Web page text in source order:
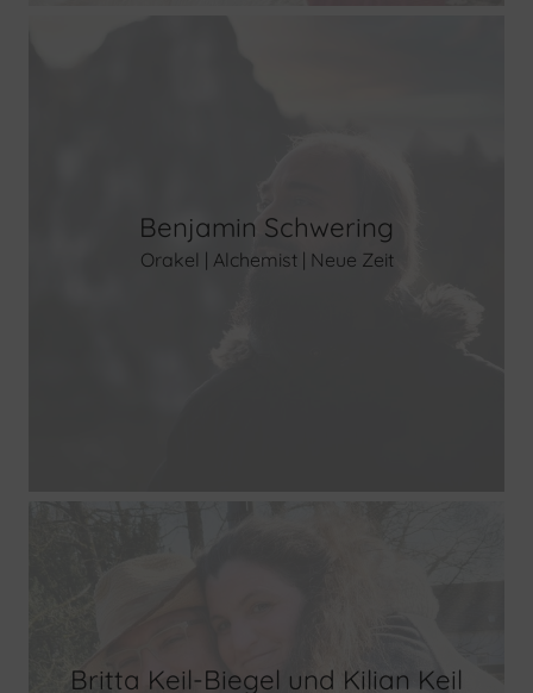
Benjamin Schwering
Orakel | Alchemist | Neue Zeit
Britta Keil-Biegel und Kilian Keil